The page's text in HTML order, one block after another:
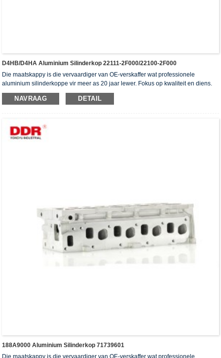
D4HB/D4HA Aluminium Silinderkop 22111-2F000/22100-2F000
Die maatskappy is die vervaardiger van OE-verskaffer wat professionele
aluminium silinderkoppe vir meer as 20 jaar lewer. Fokus op kwaliteit en diens.
Die silinderkoppe het die ISO16949-verifikasiesertifikaat, "die hoë verseëling
silinderkop", "die lang lewensduur van die silinderkop" en die ander 5
NAVRAAG DETAIL
188A9000 Aluminium Silinderkop 71739601